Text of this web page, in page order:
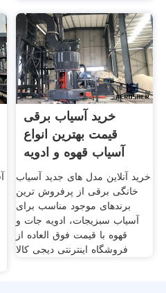
خرید آسیاب برقی
قیمت بهترین انواع
آسیاب قهوه و ادویه
جات
خرید آنلاین مدل های جدید آسیاب
خانگی برقی از پرفروش ترین
برندهای موجود مناسب برای
آسیاب سبزیجات، ادویه جات و
قهوه با قیمت فوق العاده از
فروشگاه اینترنتی دیجی کالا